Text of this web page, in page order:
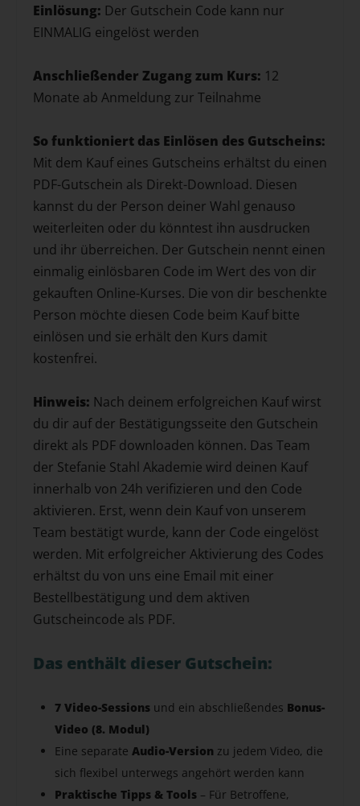
Einlösung: Der Gutschein Code kann nur
EINMALIG eingelöst werden
Anschließender Zugang zum Kurs: 12
Monate ab Anmeldung zur Teilnahme
So funktioniert das Einlösen des Gutscheins:
Mit dem Kauf eines Gutscheins erhältst du einen
PDF-Gutschein als Direkt-Download. Diesen
kannst du der Person deiner Wahl genauso
weiterleiten oder du könntest ihn ausdrucken
und ihr überreichen. Der Gutschein nennt einen
einmalig einlösbaren Code im Wert des von dir
gekauften Online-Kurses. Die von dir beschenkte
Person möchte diesen Code beim Kauf bitte
einlösen und sie erhält den Kurs damit
kostenfrei.
Hinweis: Nach deinem erfolgreichen Kauf wirst
du dir auf der Bestätigungsseite den Gutschein
direkt als PDF downloaden können. Das Team
der Stefanie Stahl Akademie wird deinen Kauf
innerhalb von 24h verifizieren und den Code
aktivieren. Erst, wenn dein Kauf von unserem
Team bestätigt wurde, kann der Code eingelöst
werden. Mit erfolgreicher Aktivierung des Codes
erhältst du von uns eine Email mit einer
Bestellbestätigung und dem aktiven
Gutscheincode als PDF.
Das enthält dieser Gutschein:
7 Video-Sessions und ein abschließendes Bonus-
Video (8. Modul)
Eine separate Audio-Version zu jedem Video, die
sich flexibel unterwegs angehört werden kann
Praktische Tipps & Tools – Für Betroffene,